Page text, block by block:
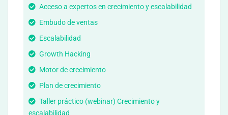
Acceso a expertos en crecimiento y escalabilidad
Embudo de ventas
Escalabilidad
Growth Hacking
Motor de crecimiento
Plan de crecimiento
Taller práctico (webinar) Crecimiento y
escalabilidad